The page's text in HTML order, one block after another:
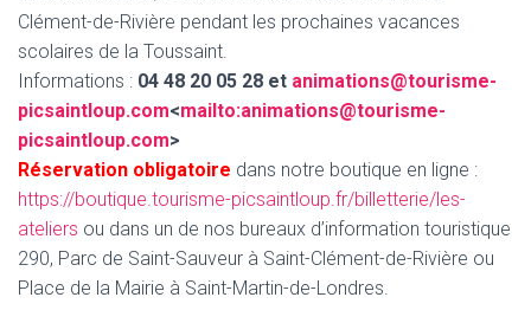
Clément-de-Rivière pendant les prochaines vacances
scolaires de la Toussaint.
Informations : 04 48 20 05 28 et animations@tourisme-
picsaintloup.com<mailto:animations@tourisme-
picsaintloup.com>
Réservation obligatoire dans notre boutique en ligne :
https://boutique.tourisme-picsaintloup.fr/billetterie/les-
ateliers ou dans un de nos bureaux d’information touristique
290, Parc de Saint-Sauveur à Saint-Clément-de-Rivière ou
Place de la Mairie à Saint-Martin-de-Londres.